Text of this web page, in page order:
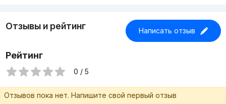
Отзывы и рейтинг Написать отзыв
Рейтинг
0 / 5
Отзывов пока нет. Напишите свой первый отзыв